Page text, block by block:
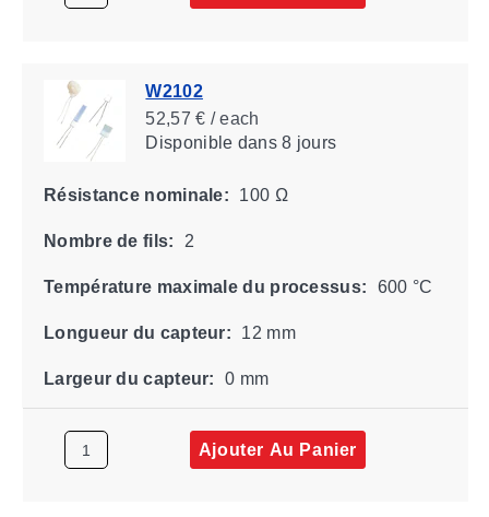
W2102
52,57 € / each
Disponibledans 8 jours
Résistance nominale: 100 Ω
Nombre de fils: 2
Température maximale du processus: 600 °C
Longueur du capteur: 12 mm
Largeur du capteur: 0 mm
Ajouter Au Panier